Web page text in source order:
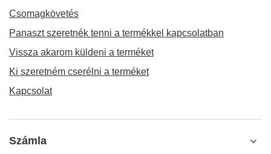
Csomagkövetés
Panaszt szeretnék tenni a termékkel kapcsolatban
Vissza akarom küldeni a terméket
Ki szeretném cserélni a terméket
Kapcsolat
Számla